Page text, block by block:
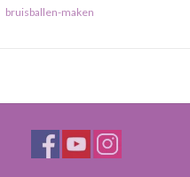
bruisballen-maken